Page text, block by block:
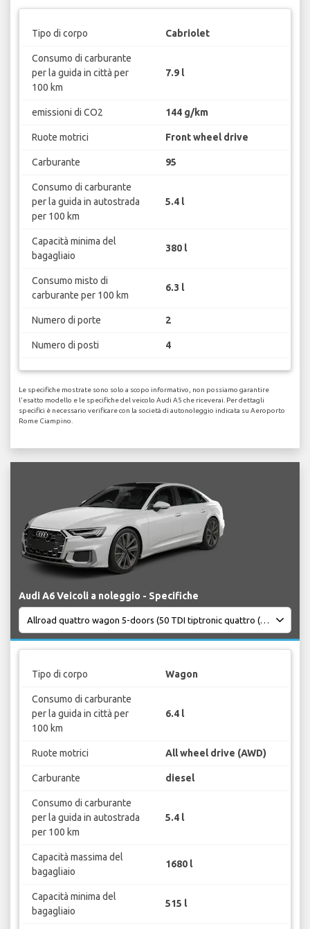
Tipo di corpo Cabriolet
Consumo di carburante
per la guida in città per
100 km
7.9 l
emissioni di CO2 144 g/km
Ruote motrici Front wheel drive
Carburante 95
Consumo di carburante
per la guida in autostrada
per 100 km
5.4 l
Capacità minima del
bagagliaio
380 l
Consumo misto di
carburante per 100 km
6.3 l
Numero di porte 2
Numero di posti 4
Le specifiche mostrate sono solo a scopo informativo, non possiamo garantire
l'esatto modello e le specifiche del veicolo Audi A5 che riceverai. Per dettagli
specifici è necessario verificare con la società di autonoleggio indicata su Aeroporto
Rome Ciampino.
Audi A6 Veicoli a noleggio - Specifiche
Tipo di corpo Wagon
Consumo di carburante
per la guida in città per
100 km
6.4 l
Ruote motrici All wheel drive (AWD)
Carburante diesel
Consumo di carburante
per la guida in autostrada
per 100 km
5.4 l
Capacità massima del
bagagliaio
1680 l
Capacità minima del
bagagliaio
515 l